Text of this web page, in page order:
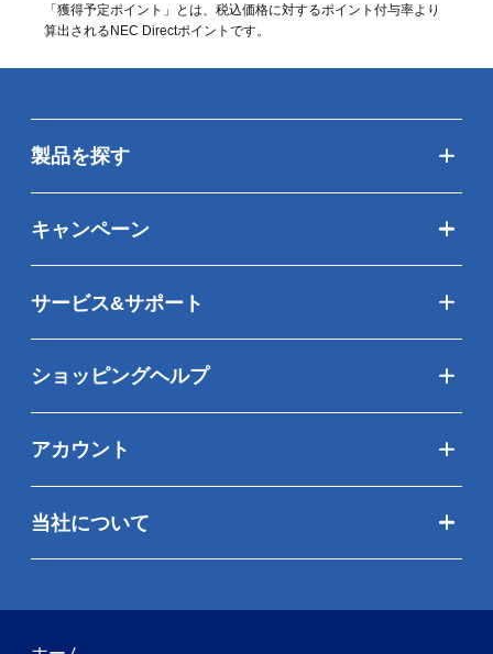
「獲得予定ポイント」とは、税込価格に対するポイント付与率より
算出されるNEC Directポイントです。
製品を探す
キャンペーン
サービス&サポート
ショッピングヘルプ
アカウント
当社について